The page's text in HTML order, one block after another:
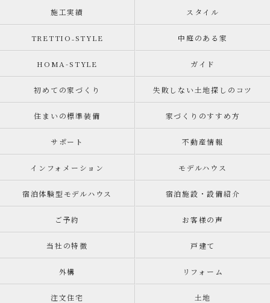
施工実績 スタイル
TRETTIO₋STYLE 中庭のある家
HOMA-STYLE ガイド
初めての家づくり 失敗しない土地探しのコツ
住まいの標準装備 家づくりのすすめ方
サポート 不動産情報
インフォメーション モデルハウス
宿泊体験型モデルハウス 宿泊施設・設備紹介
ご予約 お客様の声
当社の特徴 戸建て
外構 リフォーム
注文住宅 土地